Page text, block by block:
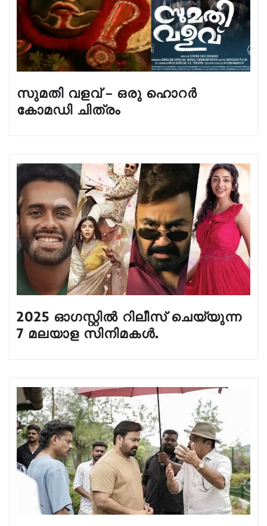
സുമതി വളവ് – ഒരു ഹൊറർ
കോമഡി ചിത്രം
2025 ഓഗസ്റ്റിൽ റിലീസ് ചെയ്യുന്ന
7 മലയാള സിനിമകൾ.